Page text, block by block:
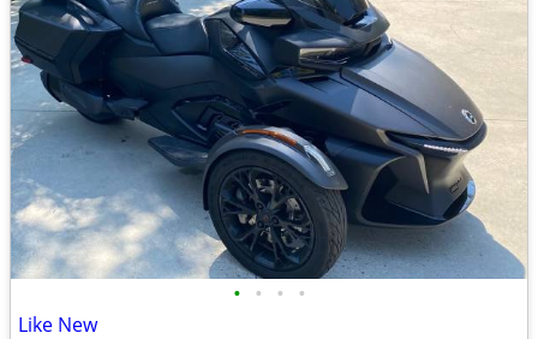
• • • •
Like New